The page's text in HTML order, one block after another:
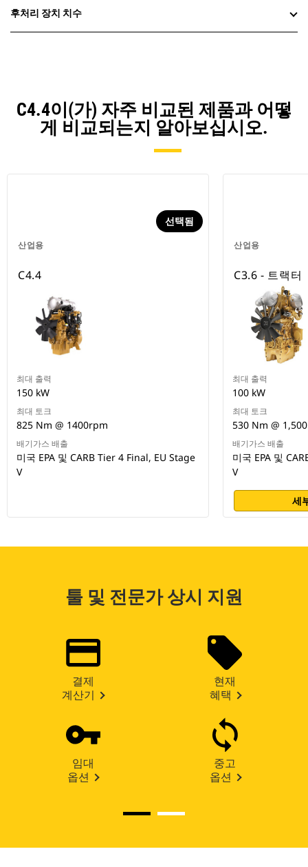
후처리 장치 치수
C4.4이(가) 자주 비교된 제품과 어떻
게 비교되는지 알아보십시오.
산업용
선택됨
C4.4
최대 출력
150 kW
최대 토크
825 Nm @ 1400rpm
배기가스 배출
미국 EPA 및 CARB Tier 4 Final, EU Stage
V
산업용
C3.6 - 트랙터
최대 출력
100 kW
최대 토크
530 Nm @
배기가스 배출
미국 EPA 및
V
세
툴 및 전문가 상시 지원
결제
계산기
현재
혜택
임대
옵션
중고
옵션